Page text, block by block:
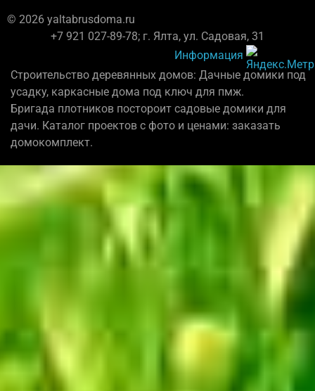
© 2026 yaltabrusdoma.ru
+7 921 027-89-78; г. Ялта, ул. Садовая, 31
Информация
Строительство деревянных домов: Дачные домики под
усадку, каркасные дома под ключ для пмж.
Бригада плотников постороит садовые домики для
дачи. Каталог проектов с фото и ценами: заказать
домокомплект.